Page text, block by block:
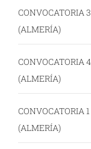
CONVOCATORIA
(ALMERÍA)
CONVOCATORIA
(ALMERÍA)
CONVOCATORIA
(ALMERÍA)